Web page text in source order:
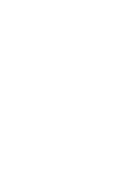
in diesem Ferienhaus, das
Vola. Es ist hell und